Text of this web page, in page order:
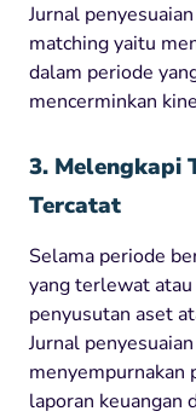
Jurnal
matching yaitu
dalam periode
mencerminkan
3. Melengkapi
Tercatat
Selama periode
yang terlewat
penyusutan aset
Jurnal
menyempurnakan
laporan keuangan